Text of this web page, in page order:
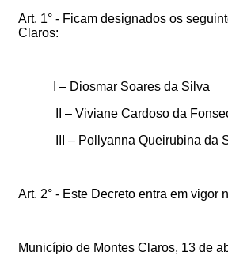
Art. 1° - Ficam designados os
Claros:
I – Diosmar Soares da Silva
II – Viviane Cardoso da
III – Pollyanna Queirubina da
Art. 2° - Este Decreto entra em
Município de Montes Claros, 13 de